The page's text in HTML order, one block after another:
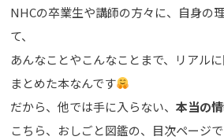
NHCの卒業生や講師の方々に、自身の
て、
あんなことやこんなことまで、リアル
まとめた本なんです
だから、他では手に入らない、本当の
こちら、おしごと図鑑の、目次ページ